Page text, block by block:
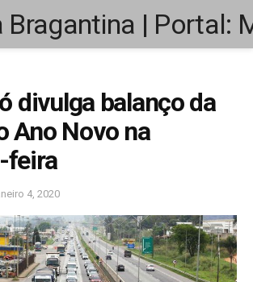
divulga balanço da
Ano Novo na
feira
4, 2020